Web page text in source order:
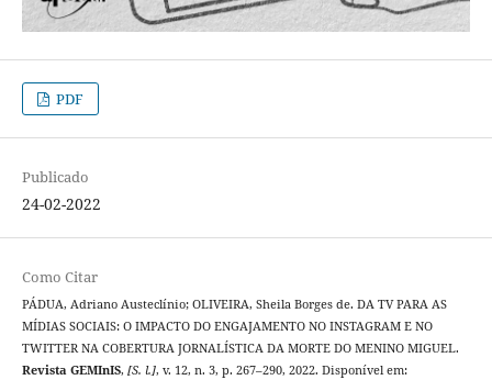
PDF
Publicado
24-02-2022
Como Citar
PÁDUA, Adriano Austeclínio; OLIVEIRA, Sheila Borges de. DA TV PARA AS
MÍDIAS SOCIAIS: O IMPACTO DO ENGAJAMENTO NO INSTAGRAM E NO
TWITTER NA COBERTURA JORNALÍSTICA DA MORTE DO MENINO MIGUEL.
Revista GEMInIS, [S. l.], v. 12, n. 3, p. 267–290, 2022. Disponível em: